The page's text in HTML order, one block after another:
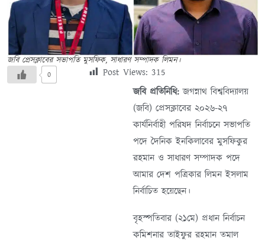
জ‌বি প্রেসক্লা‌বের সভাপ‌তি মুস‌ফিক, সাধারণ সম্পাদক লিমন।
0 Post Views: 315
জবি প্রতিনিধি:জগন্নাথ বিশ্ববিদ্যালয়
(জবি) প্রেসক্লাবের ২০২৬-২৭
কার্যনির্বাহী পরিষদ নির্বাচনে সভাপতি
পদে দৈনিক ইনকিলাবের মুসফিকুর
রহমান ও সাধারণ সম্পাদক পদে
আমার দেশ পত্রিকার লিমন ইসলাম
নির্বাচিত হয়েছেন।
বৃহস্পতিবার (২১মে) প্রধান নির্বাচন
কমিশনার তাইফুর রহমান তমাল